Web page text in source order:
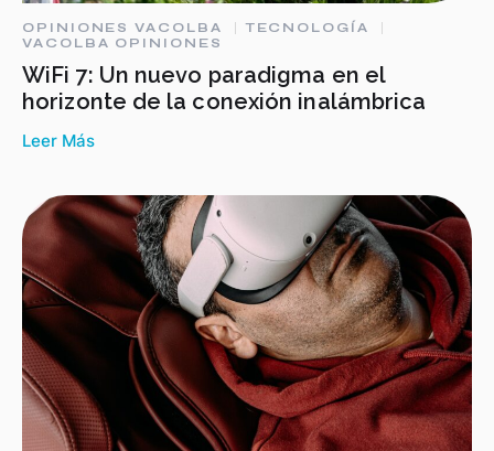
OPINIONES VACOLBA
TECNOLOGÍA
VACOLBA OPINIONES
WiFi 7: Un nuevo paradigma en el
horizonte de la conexión inalámbrica
Leer Más